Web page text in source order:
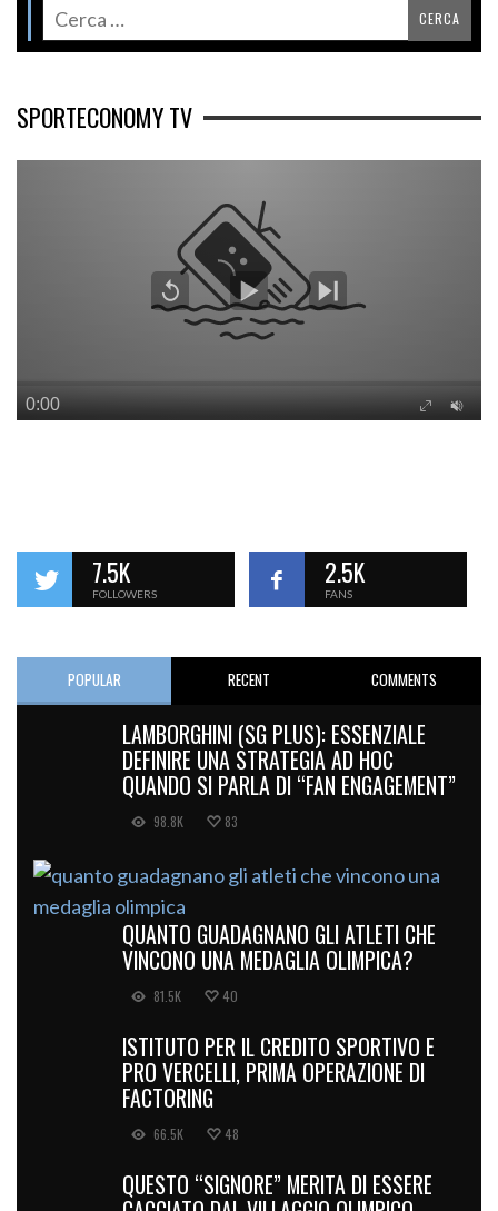
SPORTECONOMY TV
7.5K
FOLLOWERS
2.5K
FANS
POPULAR RECENT COMMENTS
LAMBORGHINI (SG PLUS): ESSENZIALE
DEFINIRE UNA STRATEGIA AD HOC
QUANDO SI PARLA DI “FAN ENGAGEMENT”
98.8K 83
QUANTO GUADAGNANO GLI ATLETI CHE
VINCONO UNA MEDAGLIA OLIMPICA?
81.5K 40
ISTITUTO PER IL CREDITO SPORTIVO E
PRO VERCELLI, PRIMA OPERAZIONE DI
FACTORING
66.5K 48
QUESTO “SIGNORE” MERITA DI ESSERE